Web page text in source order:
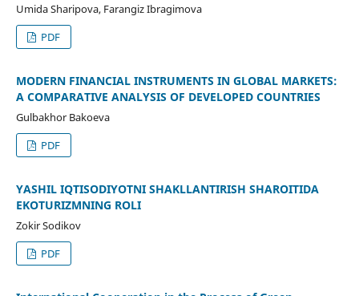
Umida Sharipova, Farangiz Ibragimova
PDF
MODERN FINANCIAL INSTRUMENTS IN GLOBAL MARKETS:
A COMPARATIVE ANALYSIS OF DEVELOPED COUNTRIES
Gulbakhor Bakoeva
PDF
YASHIL IQTISODIYOTNI SHAKLLANTIRISH SHAROITIDA
EKOTURIZMNING ROLI
Zokir Sodikov
PDF